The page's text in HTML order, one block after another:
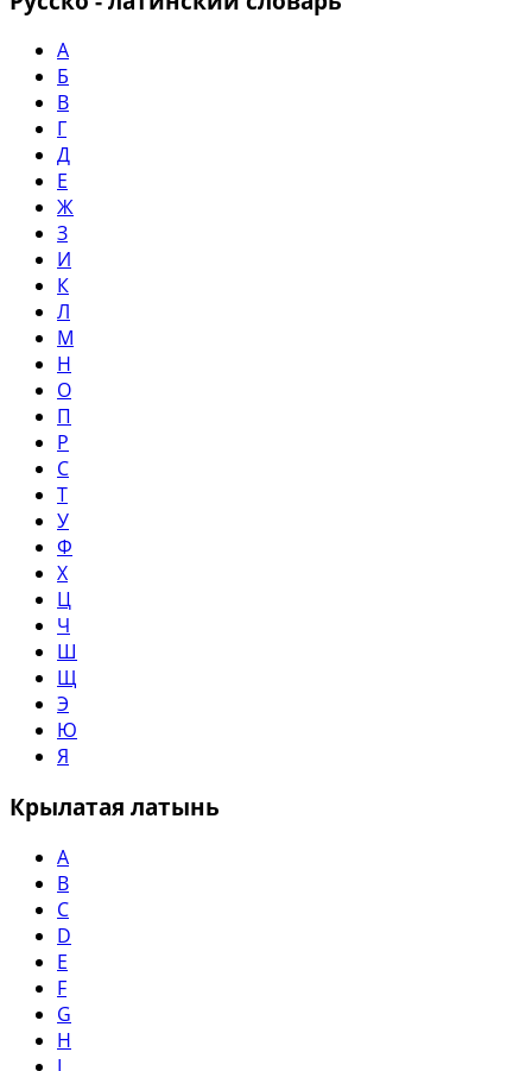
А
Б
В
Г
Д
Е
Ж
З
И
К
Л
М
Н
О
П
Р
С
Т
У
Ф
Х
Ц
Ч
Ш
Щ
Э
Ю
Я
Крылатая латынь
A
B
C
D
E
F
G
H